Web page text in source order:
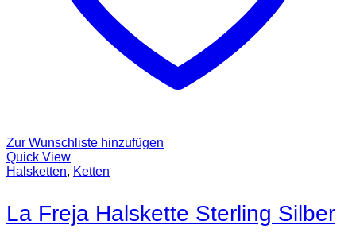
Zur Wunschliste hinzufügen
Quick View
Halsketten, Ketten
La Freja Halskette Sterling Silber